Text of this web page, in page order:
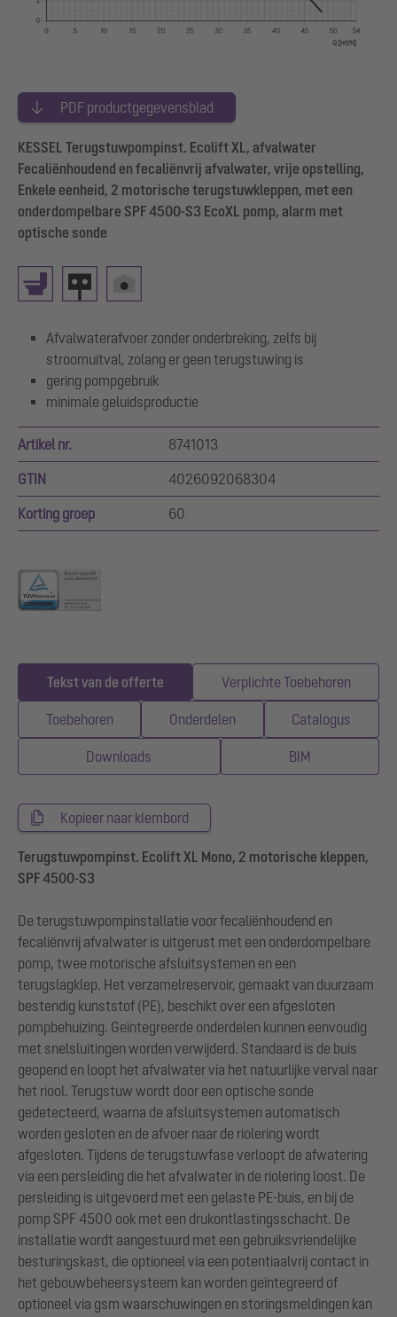
PDF productgegevensblad
KESSEL Terugstuwpompinst. Ecolift XL, afvalwater
Fecaliënhoudend en fecaliënvrij afvalwater, vrije opstelling,
Enkele eenheid, 2 motorische terugstuwkleppen, met een
onderdompelbare SPF 4500-S3 EcoXL pomp, alarm met
optische sonde
Afvalwaterafvoer zonder onderbreking, zelfs bij
stroomuitval, zolang er geen terugstuwing is
gering pompgebruik
minimale geluidsproductie
Artikel nr. 8741013
GTIN 4026092068304
Korting groep 60
Tekst van de offerte Verplichte Toebehoren
Toebehoren Onderdelen Catalogus
Downloads BIM
Kopieer naar klembord
Terugstuwpompinst. Ecolift XL Mono, 2 motorische kleppen,
SPF 4500-S3
De terugstuwpompinstallatie voor fecaliënhoudend en
fecaliënvrij afvalwater is uitgerust met een onderdompelbare
pomp, twee motorische afsluitsystemen en een
terugslagklep. Het verzamelreservoir, gemaakt van duurzaam
bestendig kunststof (PE), beschikt over een afgesloten
pompbehuizing. Geïntegreerde onderdelen kunnen eenvoudig
met snelsluitingen worden verwijderd. Standaard is de buis
geopend en loopt het afvalwater via het natuurlijke verval naar
het riool. Terugstuw wordt door een optische sonde
gedetecteerd, waarna de afsluitsystemen automatisch
worden gesloten en de afvoer naar de riolering wordt
afgesloten. Tijdens de terugstuwfase verloopt de afwatering
via een persleiding die het afvalwater in de riolering loost. De
persleiding is uitgevoerd met een gelaste PE-buis, en bij de
pomp SPF 4500 ook met een drukontlastingsschacht. De
installatie wordt aangestuurd met een gebruiksvriendelijke
besturingskast, die optioneel via een potentiaalvrij contact in
het gebouwbeheersysteem kan worden geïntegreerd of
optioneel via gsm waarschuwingen en storingsmeldingen kan